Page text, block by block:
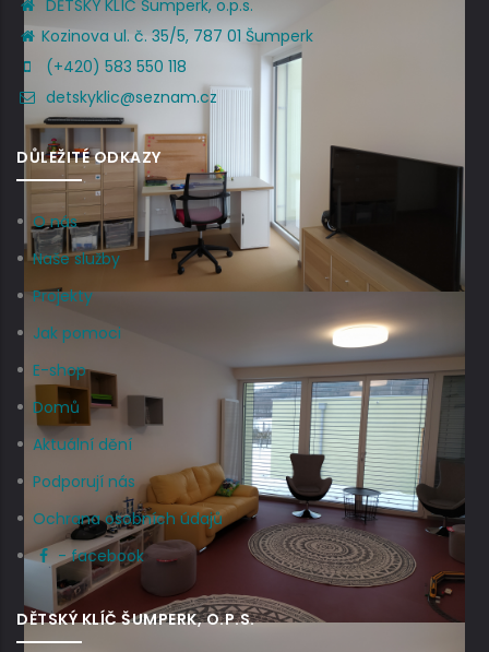
DĚTSKÝ KLÍČ Šumperk, o.p.s.
Kozinova ul. č. 35/5, 787 01 Šumperk
(+420) 583 550 118
detskyklic@seznam.cz
DŮLEŽITÉ ODKAZY
O nás
Naše služby
Projekty
Jak pomoci
E-shop
Domů
Aktuální dění
Podporují nás
Ochrana osobních údajů
- facebook
DĚTSKÝ KLÍČ ŠUMPERK, O.P.S.